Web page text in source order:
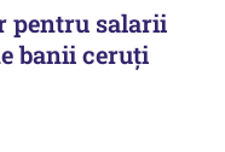
pentru salarii
banii ceruți